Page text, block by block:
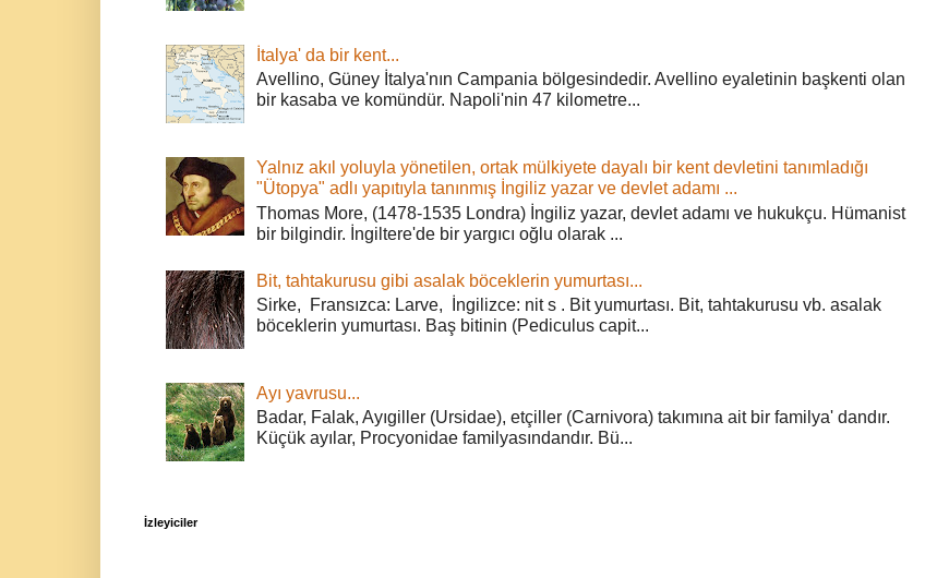
İtalya' da bir kent...
Avellino, Güney İtalya'nın Campania bölgesindedir. Avellino eyaletinin başkenti olan
bir kasaba ve komündür. Napoli'nin 47 kilometre...
Yalnız akıl yoluyla yönetilen, ortak mülkiyete dayalı bir kent devletini tanımladığı
"Ütopya" adlı yapıtıyla tanınmış İngiliz yazar ve devlet adamı ...
Thomas More, (1478-1535 Londra) İngiliz yazar, devlet adamı ve hukukçu. Hümanist
bir bilgindir. İngiltere'de bir yargıcı oğlu olarak ...
Bit, tahtakurusu gibi asalak böceklerin yumurtası...
Sirke, Fransızca: Larve, İngilizce: nit s . Bit yumurtası. Bit, tahtakurusu vb. asalak
böceklerin yumurtası. Baş bitinin (Pediculus capit...
Ayı yavrusu...
Badar, Falak, Ayıgiller (Ursidae), etçiller (Carnivora) takımına ait bir familya' dandır.
Küçük ayılar, Procyonidae familyasındandır. Bü...
İzleyiciler